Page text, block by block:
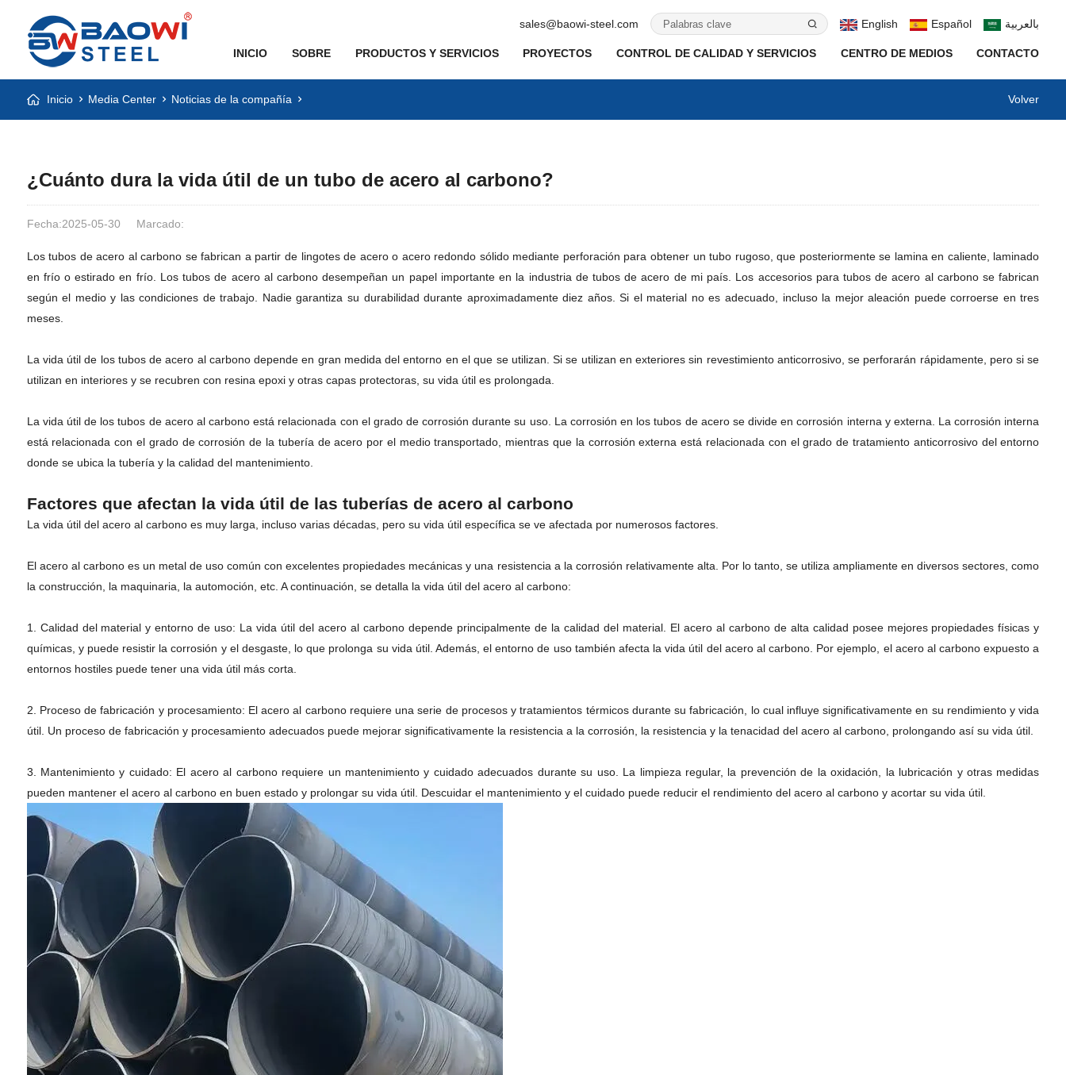
sales@baowi-steel.com English Español بالعربية
INICIO SOBRE PRODUCTOS Y SERVICIOS PROYECTOS CONTROL DE CALIDAD Y SERVICIOS CENTRO DE MEDIOS CONTACTO
Volver
Inicio Media Center Noticias de la compañía
¿Cuánto dura la vida útil de un tubo de acero al carbono?
Fecha:2025-05-30 Marcado:
Los tubos de acero al carbono se fabrican a partir de lingotes de acero o acero redondo sólido mediante perforación para obtener un tubo rugoso, que posteriormente se lamina en caliente, laminado
en frío o estirado en frío. Los tubos de acero al carbono desempeñan un papel importante en la industria de tubos de acero de mi país. Los accesorios para tubos de acero al carbono se fabrican
según el medio y las condiciones de trabajo. Nadie garantiza su durabilidad durante aproximadamente diez años. Si el material no es adecuado, incluso la mejor aleación puede corroerse en tres
meses.
La vida útil de los tubos de acero al carbono depende en gran medida del entorno en el que se utilizan. Si se utilizan en exteriores sin revestimiento anticorrosivo, se perforarán rápidamente, pero si se
utilizan en interiores y se recubren con resina epoxi y otras capas protectoras, su vida útil es prolongada.
La vida útil de los tubos de acero al carbono está relacionada con el grado de corrosión durante su uso. La corrosión en los tubos de acero se divide en corrosión interna y externa. La corrosión interna
está relacionada con el grado de corrosión de la tubería de acero por el medio transportado, mientras que la corrosión externa está relacionada con el grado de tratamiento anticorrosivo del entorno
donde se ubica la tubería y la calidad del mantenimiento.
Factores que afectan la vida útil de las tuberías de acero al carbono
La vida útil del acero al carbono es muy larga, incluso varias décadas, pero su vida útil específica se ve afectada por numerosos factores.
El acero al carbono es un metal de uso común con excelentes propiedades mecánicas y una resistencia a la corrosión relativamente alta. Por lo tanto, se utiliza ampliamente en diversos sectores, como
la construcción, la maquinaria, la automoción, etc. A continuación, se detalla la vida útil del acero al carbono:
1. Calidad del material y entorno de uso: La vida útil del acero al carbono depende principalmente de la calidad del material. El acero al carbono de alta calidad posee mejores propiedades físicas y
químicas, y puede resistir la corrosión y el desgaste, lo que prolonga su vida útil. Además, el entorno de uso también afecta la vida útil del acero al carbono. Por ejemplo, el acero al carbono expuesto a
entornos hostiles puede tener una vida útil más corta.
2. Proceso de fabricación y procesamiento: El acero al carbono requiere una serie de procesos y tratamientos térmicos durante su fabricación, lo cual influye significativamente en su rendimiento y vida
útil. Un proceso de fabricación y procesamiento adecuados puede mejorar significativamente la resistencia a la corrosión, la resistencia y la tenacidad del acero al carbono, prolongando así su vida útil.
3. Mantenimiento y cuidado: El acero al carbono requiere un mantenimiento y cuidado adecuados durante su uso. La limpieza regular, la prevención de la oxidación, la lubricación y otras medidas
pueden mantener el acero al carbono en buen estado y prolongar su vida útil. Descuidar el mantenimiento y el cuidado puede reducir el rendimiento del acero al carbono y acortar su vida útil.